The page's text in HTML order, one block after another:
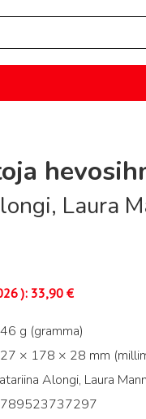
Laura
): 33,90 €
g (gramma)
× 178 × 28 mm
Alongi, Laura